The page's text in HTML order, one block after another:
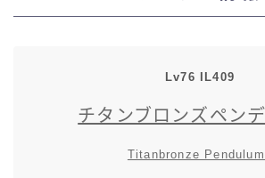
七分丈
極シタデル・ボズヤ追憶戦
Lv76 IL409
チタンブロンズペン
Titanbronze